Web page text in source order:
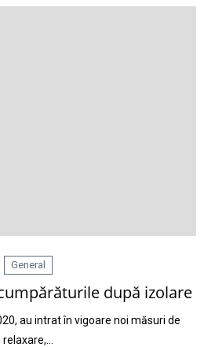
General
după izolare
au intrat în vigoare noi măsuri de
relaxare,…